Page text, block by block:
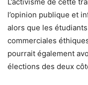
l’opinion publique et
alors que les
commerciales
pourrait également
élections des deux